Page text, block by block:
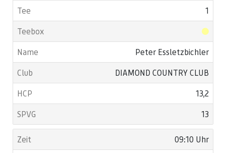
1
Peter Essletzbichler
DIAMOND COUNTRY CLUB
13,2
13
09:10 Uhr